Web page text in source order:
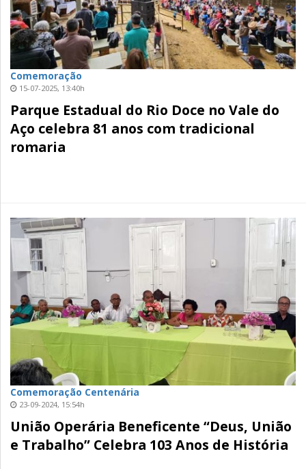
Comemoração
15-07-2025, 13:40h
Parque Estadual do Rio Doce no Vale do
Aço celebra 81 anos com tradicional
romaria
Comemoração Centenária
23-09-2024, 15:54h
União Operária Beneficente “Deus, União
e Trabalho” Celebra 103 Anos de História